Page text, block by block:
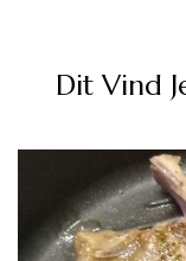
Dit Vind